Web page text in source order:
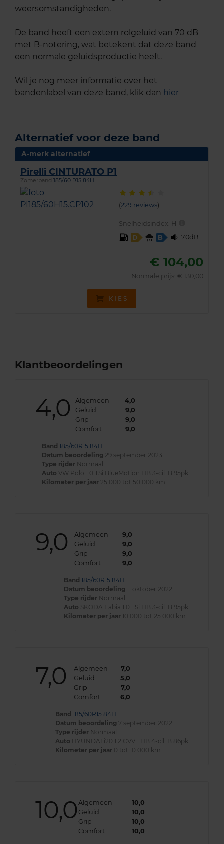
weersomstandigheden.
De band heeft een extern rolgeluid van 70 dB
met B-notering, wat betekent dat deze band
een normale geluidsproductie heeft.
Wil je nog meer informatie over het
bandenlabel van deze band, klik dan hier
Alternatief voor deze band
A-merk alternatief
Pirelli CINTURATO P1
Zomerband 185/60 R15 84H
(229 reviews)
Snelheidsindex: H
D
B 70dB
€ 104,00
Normale prijs: € 130,00
KIES
Klantbeoordelingen
4,0 Algemeen
4,0
Geluid
9,0
Grip
9,0
Comfort
9,0
Band 185/60R15 84H
Datum beoordeling 29 september 2023
Type rijder Normaal
Auto VW Polo 1.0 TSi BlueMotion HB 3-cil. B 95pk
Kilometer per jaar 25.000 tot 50.000 km
9,0 Algemeen
9,0
Geluid
9,0
Grip
9,0
Comfort
9,0
Band 185/60R15 84H
Datum beoordeling 11 oktober 2022
Type rijder Normaal
Auto SKODA Fabia 1.0 TSi HB 3-cil. B 95pk
Kilometer per jaar 10.000 tot 25.000 km
7,0 Algemeen
7,0
Geluid
5,0
Grip
7,0
Comfort
6,0
Band 185/60R15 84H
Datum beoordeling 7 september 2022
Type rijder Normaal
Auto HYUNDAI i20 1.2 CVVT HB 4-cil. B 86pk
Kilometer per jaar 0 tot 10.000 km
10,0 Algemeen
10,0
Geluid
10,0
Grip
10,0
Comfort
10,0